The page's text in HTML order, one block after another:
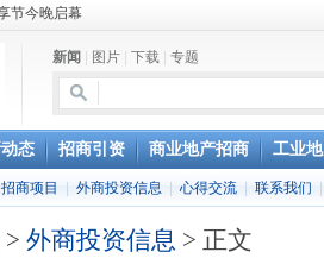
节今晚启幕
画
业合作发展论坛开幕
国家级5G工厂
制造项目顺利通过验收
景”
新闻 图片 下载 专题
态 招商引资 商业地产招商 工业
招商项目 外商投资信息 心得交流 联系我们
> 外商投资信息 > 正文